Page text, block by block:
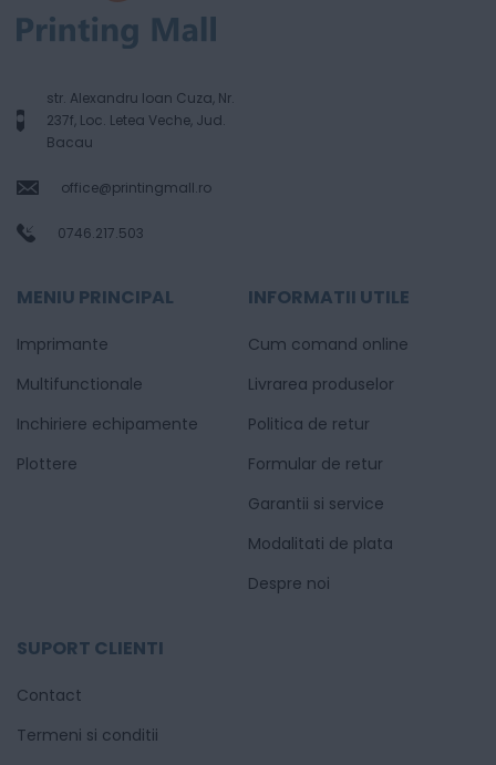
str. Alexandru Ioan Cuza, Nr.
237f, Loc. Letea Veche, Jud.
Bacau
office@printingmall.ro
0746.217.503
MENIU PRINCIPAL
Imprimante
Multifunctionale
Inchiriere echipamente
Plottere
INFORMATII UTILE
Cum comand online
Livrarea produselor
Politica de retur
Formular de retur
Garantii si service
Modalitati de plata
Despre noi
SUPORT CLIENTI
Contact
Termeni si conditii